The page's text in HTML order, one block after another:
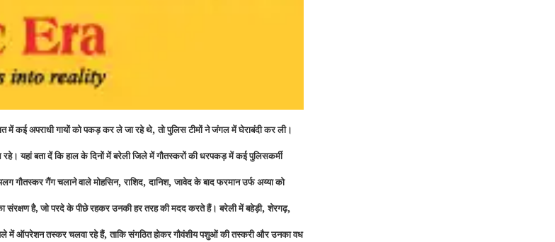
में कई अपराधी गायों को पकड़ कर ले जा रहे थे,तो पुलिस टीमों ने जंगल में घेराबंदी कर ली।
बता दें कि हाल के दिनों में बरेली जिले में गौतस्करों की धरपकड़ में कई पुलिसकर्मी
गौतस्कर गैंग चलाने वाले मोहसिन,राशिद,दानिश,जावेदके बाद फरमान उर्फ अय्या को
संरक्षण है,जो परदे के पीछे रहकर उनकी हर तरह की मदद करते हैं। बरेली में बहेड़ी,शेरगढ़,
में ऑपरेशन तस्कर चलवा रहे हैं,ताकि संगठित होकर गौवंशीय पशुओं की तस्करी और उनका वध